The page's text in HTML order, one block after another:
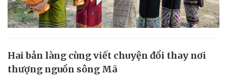
Hai bản làng cùng viết chuyện đổi thay nơi
thượng nguồn sông Mã